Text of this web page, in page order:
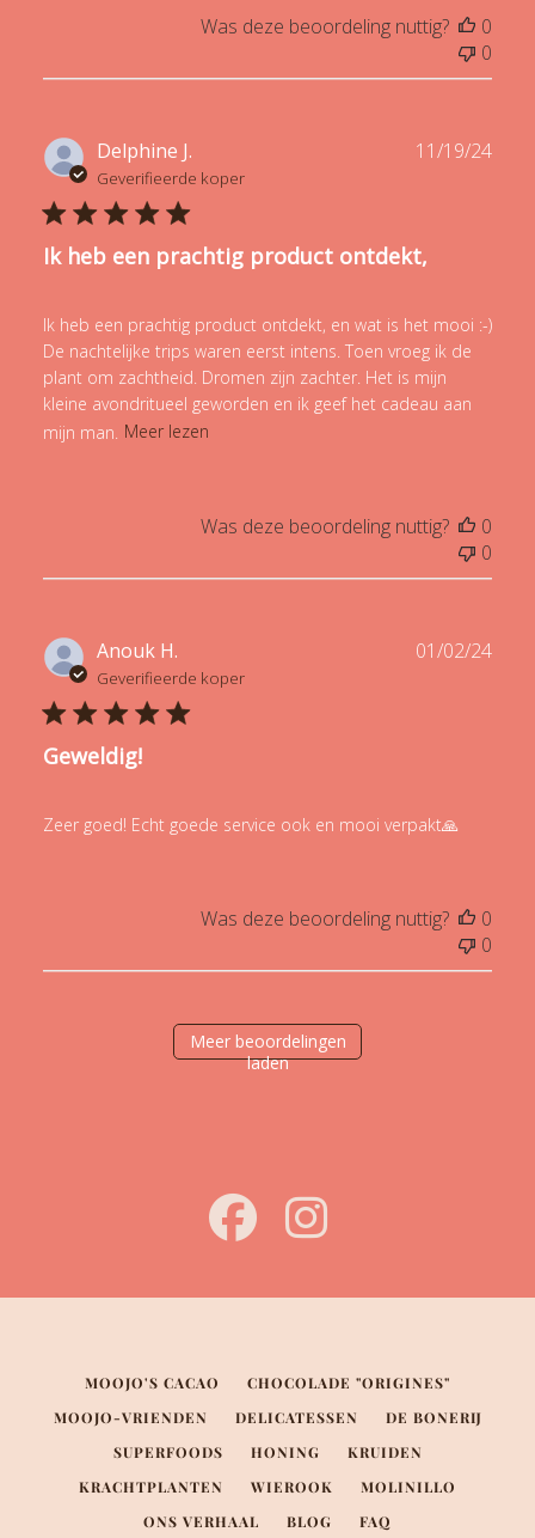
Was deze beoordeling nuttig?
0
0
Delphine J.
Geverifieerde koper
Ik heb een prachtig product ontdekt,
Ik heb een prachtig product ontdekt, en wat is het mooi :-)
De nachtelijke trips waren eerst intens. Toen vroeg ik de
plant om zachtheid. Dromen zijn zachter. Het is mijn
kleine avondritueel geworden en ik geef het cadeau aan
mijn man. Meer lezen
11/19/24
Was deze beoordeling nuttig?
0
0
Anouk H.
Geverifieerde koper
Geweldig!
Zeer goed! Echt goede service ook en mooi verpakt🙏
01/02/24
Was deze beoordeling nuttig?
0
0
Meer beoordelingen
laden
MOOJO'S CACAO
CHOCOLADE "ORIGINES"
MOOJO-VRIENDEN
DELICATESSEN
DE BONERIJ
SUPERFOODS
HONING
KRUIDEN
KRACHTPLANTEN
WIEROOK
MOLINILLO
ONS VERHAAL
BLOG FAQ